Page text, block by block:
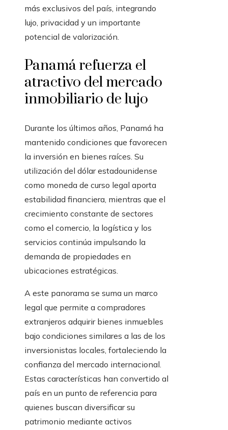
más exclusivos del país, integrando
lujo, privacidad y un importante
potencial de valorización.
Panamá refuerza el
atractivo del mercado
inmobiliario de lujo
Durante los últimos años, Panamá ha
mantenido condiciones que favorecen
la inversión en bienes raíces. Su
utilización del dólar estadounidense
como moneda de curso legal aporta
estabilidad financiera, mientras que el
crecimiento constante de sectores
como el comercio, la logística y los
servicios continúa impulsando la
demanda de propiedades en
ubicaciones estratégicas.
A este panorama se suma un marco
legal que permite a compradores
extranjeros adquirir bienes inmuebles
bajo condiciones similares a las de los
inversionistas locales, fortaleciendo la
confianza del mercado internacional.
Estas características han convertido al
país en un punto de referencia para
quienes buscan diversificar su
patrimonio mediante activos